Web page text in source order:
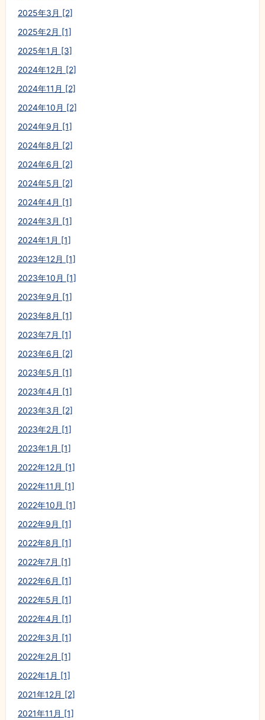
2025年3月 [2]
2025年2月 [1]
2025年1月 [3]
2024年12月 [2]
2024年11月 [2]
2024年10月 [2]
2024年9月 [1]
2024年8月 [2]
2024年6月 [2]
2024年5月 [2]
2024年4月 [1]
2024年3月 [1]
2024年1月 [1]
2023年12月 [1]
2023年10月 [1]
2023年9月 [1]
2023年8月 [1]
2023年7月 [1]
2023年6月 [2]
2023年5月 [1]
2023年4月 [1]
2023年3月 [2]
2023年2月 [1]
2023年1月 [1]
2022年12月 [1]
2022年11月 [1]
2022年10月 [1]
2022年9月 [1]
2022年8月 [1]
2022年7月 [1]
2022年6月 [1]
2022年5月 [1]
2022年4月 [1]
2022年3月 [1]
2022年2月 [1]
2022年1月 [1]
2021年12月 [2]
2021年11月 [1]